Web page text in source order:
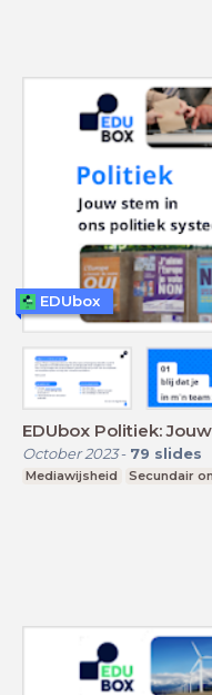
EDUbox Politiek:
October 2023- 79 slides
Mediawijsheid Secundair
EDUbox